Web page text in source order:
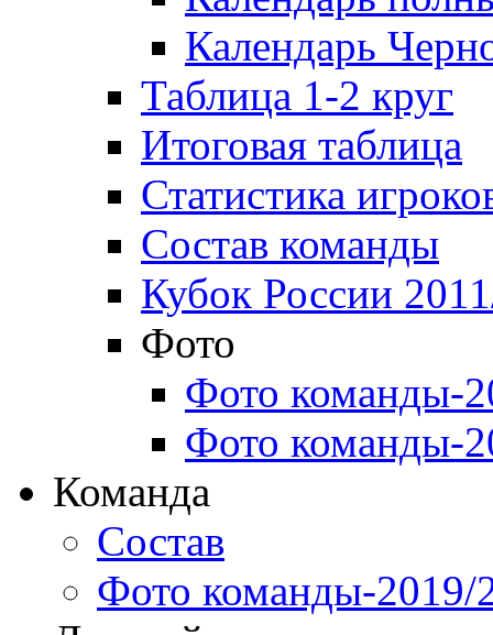
Календарь
Таблица 1-2 круг
Итоговая таблица
Статистика
Состав команды
Кубок России
Фото
Фото команды-
Фото команды-
Команда
Состав
Фото команды-2019/